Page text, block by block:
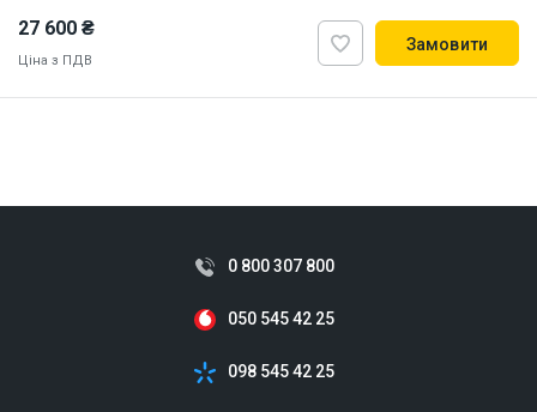
27 600 ₴
Ціна з ПДВ
Замовити
0 800 307 800
050 545 42 25
098 545 42 25